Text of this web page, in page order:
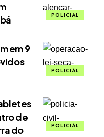
POLICIAL
POLICIAL
em 9
POLICIAL
de
do